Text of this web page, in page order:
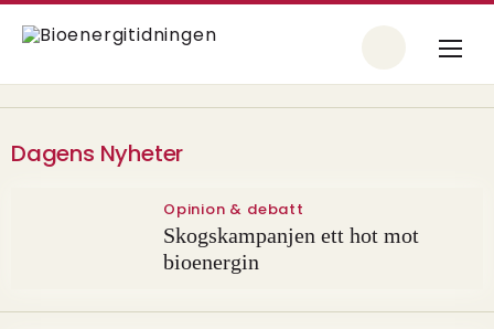
Dagens Nyheter
Opinion & debatt
Skogskampanjen ett hot mot
bioenergin